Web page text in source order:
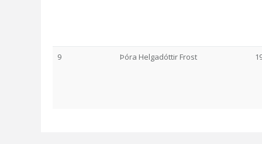
9 Þóra Helgadóttir Frost